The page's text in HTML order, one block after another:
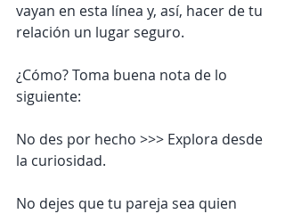
vayan en esta línea y, así, hacer de tu
relación un lugar seguro.
¿Cómo? Toma buena nota de lo
siguiente:
No des por hecho >>> Explora desde
la curiosidad.
No dejes que tu pareja sea quien